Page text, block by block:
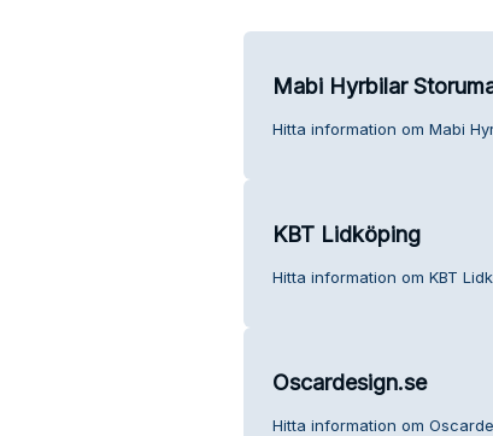
Mabi Hyrbilar
Hitta information om Mabi
KBT Lidköping
Hitta information om KBT
Oscardesign.se
Hitta information om